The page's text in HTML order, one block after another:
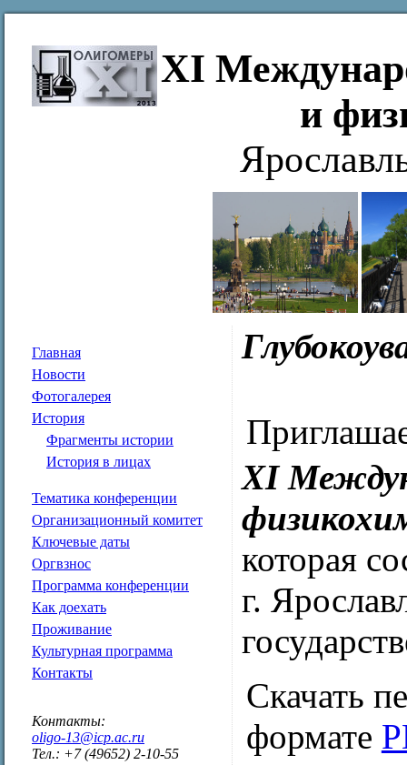
XI
и
Главная
Новости
Фотогалерея
История
Фрагменты истории
История в лицах
Тематика конференции
Организационный комитет
Ключевые даты
Оргвзнос
Программа конференции
Как доехать
Проживание
Культурная программа
Контакты
Контакты:
oligo-13@icp.ac.ru
Тел.: +7 (49652) 2-10-55
XI
которая
г.
Скачать
формате